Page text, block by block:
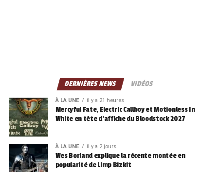
DERNIÈRES NEWS VIDÉOS
À LA UNE il y a 21 heures
Mercyful Fate, Electric Callboy et Motionless In
White en tête d’affiche du Bloodstock 2027
À LA UNE il y a 2 jours
Wes Borland explique la récente montée en
popularité de Limp Bizkit